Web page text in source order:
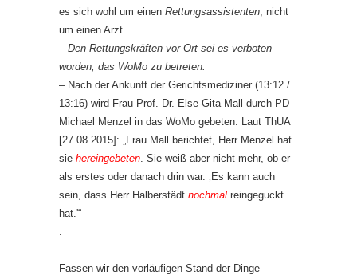
es sich wohl um einen Rettungsassistenten , nicht
um einen Arzt.
– Den Rettungskräften vor Ort sei es verboten
worden, das WoMo zu betreten.
– Nach der Ankunft der Gerichtsmediziner (13:12 /
13:16) wird Frau Prof. Dr. Else-Gita Mall durch PD
Michael Menzel in das WoMo gebeten. Laut ThUA
[27.08.2015]: „Frau Mall berichtet, Herr Menzel hat
sie hereingebeten . Sie weiß aber nicht mehr, ob er
als erstes oder danach drin war. ‚Es kann auch
sein, dass Herr Halberstädt nochmal reingeguckt
hat.'“
Fassen wir den vorläufigen Stand der Dinge